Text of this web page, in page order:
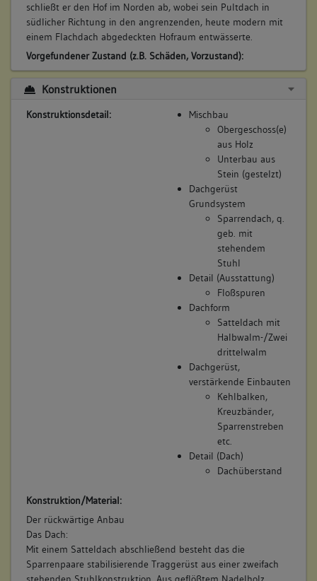
schließt er den Hof im Norden ab, wobei sein Pultdach in
südlicher Richtung in den angrenzenden, heute modern mit
einem Flachdach abgedeckten Hofraum entwässerte.
Vorgefundener Zustand (z.B. Schäden, Vorzustand):
Erste größere Veränderungen erfährt der Baubestand im
späten 19. Jahrhundert, als die mehrheitlich als Lagerbauten
zentral erschlossen und zu Wohnzwecken umgebaut werden.
Zum Zeitpunkt der Untersuchung standen die Gebäude leer,
Konstruktionen
Konstruktionsdetail:
Mischbau
Obergeschoss(e)
aus Holz
Unterbau aus
Stein (gestelzt)
Dachgerüst
Grundsystem
Sparrendach, q.
geb. mit
stehendem
Stuhl
Detail (Ausstattung)
Floßspuren
Dachform
Satteldach mit
Halbwalm-/Zwei
drittelwalm
Dachgerüst,
verstärkende Einbauten
Kehlbalken,
Kreuzbänder,
Sparrenstreben
etc.
Detail (Dach)
Dachüberstand
Konstruktion/Material:
Der rückwärtige Anbau
Das Dach:
Mit einem Satteldach abschließend besteht das die
Sparrenpaare stabilisierende Traggerüst aus einer zweifach